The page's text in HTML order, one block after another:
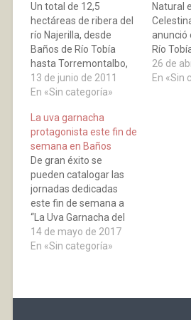
Un total de 12,5
hectáreas de ribera del
río Najerilla, desde
Baños de Río Tobía
hasta Torremontalbo,
han sido replantadas
durante este año por el
objetivo del proyecto es
la recuperación de los
bosques de ribera. Por
ello, además de chopos
para producción
maderera, se…
13 de junio de 2011
En «Sin categoría»
Natural
anunció
Río
año
cerca
26 de
En «Sin
La uva garnacha
protagonista este fin de
semana en Baños
De gran éxito se
pueden catalogar las
jornadas dedicadas
este fin de semana a
“La Uva Garnacha del
Valle del Najerilla”
celebradas en Baños de
14 de mayo de 2017
En «Sin categoría»